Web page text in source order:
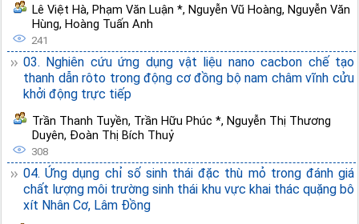
Lê Việt Hà, Phạm Văn Luận *, Nguyễn Vũ Hoàng, Nguyễn Văn
Hùng, Hoàng Tuấn Anh
241
03. Nghiên cứu ứng dụng vật liệu nano cacbon chế tạo
thanh dẫn rôto trong động cơ đồng bộ nam châm vĩnh cửu
khởi động trực tiếp
Trần Thanh Tuyền, Trần Hữu Phúc *, Nguyễn Thị Thương
Duyên, Đoàn Thị Bích Thuỷ
308
04. Ứng dụng chỉ số sinh thái đặc thù mỏ trong đánh giá
chất lượng môi trường sinh thái khu vực khai thác quặng bô
xít Nhân Cơ, Lâm Đồng